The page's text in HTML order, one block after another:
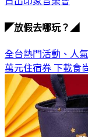
◤放假去哪玩？◢
全台熱門活動、人
萬元住宿券 下載食